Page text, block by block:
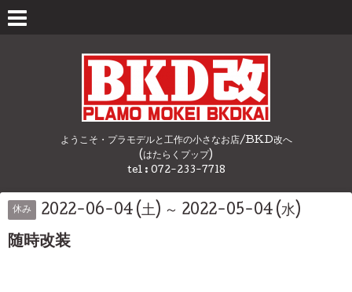
ようこそ・プラモデルと工作の小さなお店/BKD改へ
(はたらくプップ)
tel : 072-233-7718
休み 2022-06-04 (土) ～ 2022-05-04 (水)
随時改装